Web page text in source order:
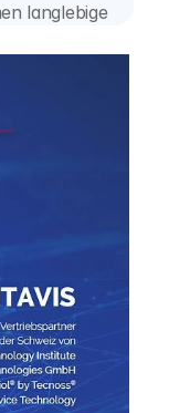
langlebige